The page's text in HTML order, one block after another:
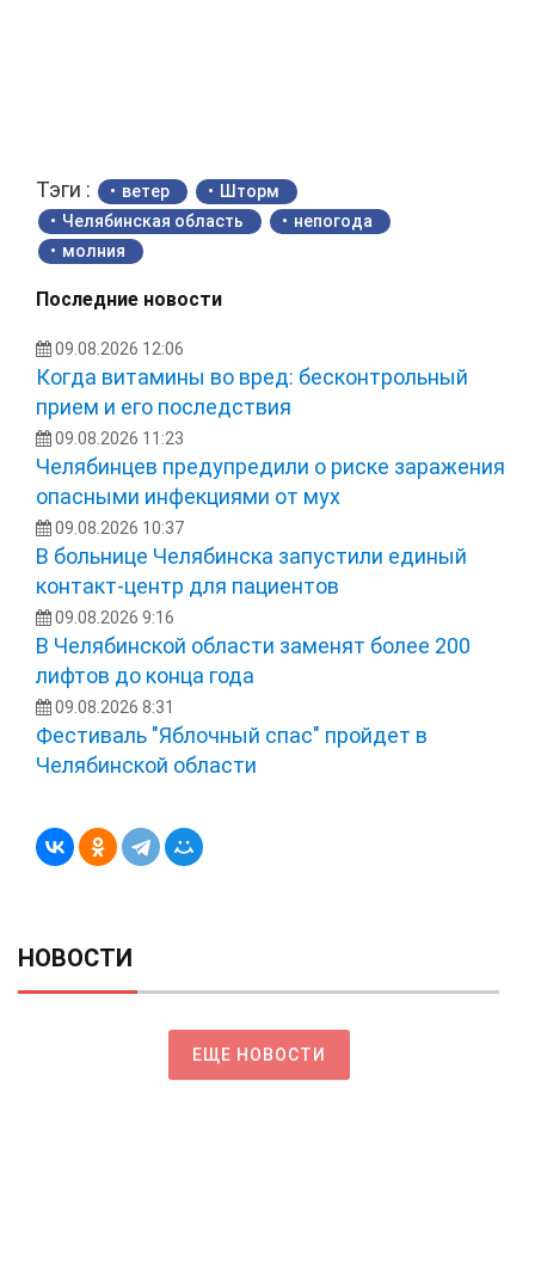
Тэги : ветер
Шторм
Челябинская область
непогода
молния
Последние новости
09.08.2026 12:06
Когда витамины во вред: бесконтрольный
прием и его последствия
09.08.2026 11:23
Челябинцев предупредили о риске заражения
опасными инфекциями от мух
09.08.2026 10:37
В больнице Челябинска запустили единый
контакт-центр для пациентов
09.08.2026 9:16
В Челябинской области заменят более 200
лифтов до конца года
09.08.2026 8:31
Фестиваль "Яблочный спас" пройдет в
Челябинской области
НОВОСТИ
ЕЩЕ НОВОСТИ